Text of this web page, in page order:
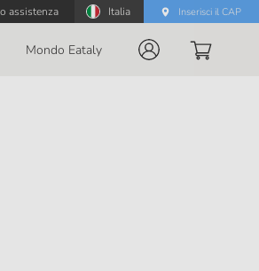
assistenza Italia Inserisci il CAP
Mondo Eataly